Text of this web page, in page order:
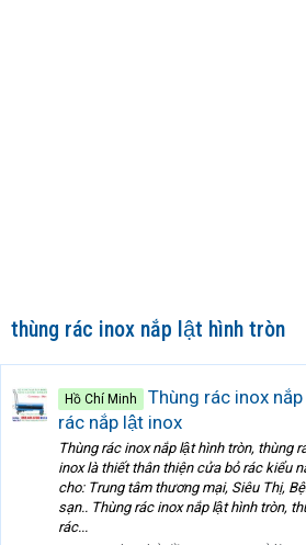
thùng rác inox nắp lật hình tròn
Hồ Chí Minh
Thùng rác inox
rác nắp lật inox
Thùng rác inox nắp lật hình tròn, thùng
inox là thiết thân thiện cửa bỏ rác kiểu
cho: Trung tâm thương mại, Siêu Thị,
sạn.. Thùng rác inox nắp lật hình tròn,
rác...